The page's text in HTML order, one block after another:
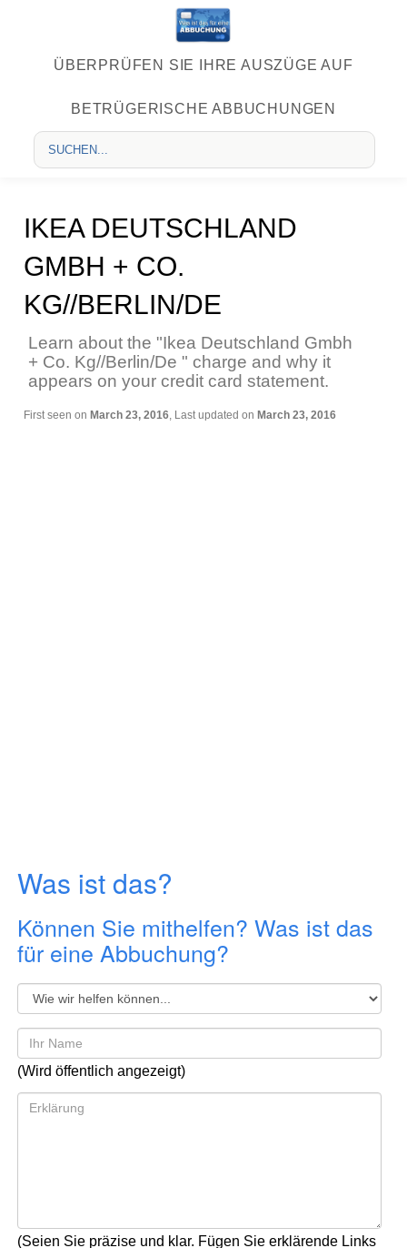
ÜBERPRÜFEN SIE IHRE AUSZÜGE AUF
BETRÜGERISCHE ABBUCHUNGEN
IKEA DEUTSCHLAND
GMBH + CO.
KG//BERLIN/DE
Learn about the "Ikea Deutschland Gmbh
+ Co. Kg//Berlin/De " charge and why it
appears on your credit card statement.
First seen on March 23, 2016, Last updated on March 23, 2016
Was ist das?
Können Sie mithelfen? Was ist das
für eine Abbuchung?
(Wird öffentlich angezeigt)
(Seien Sie präzise und klar. Fügen Sie erklärende Links